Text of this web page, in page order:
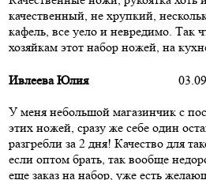
качественный, не хрупкий,
кафель, все уело и невредимо. Так
хозяйкам этот набор ножей, на
Ивлеева Юлия
У меня небольшой магазинчик с
этих ножей, сразу же себе один
разгребли за 2 дня! Качество для
если оптом брать, так вообще
еще заказ на набор, уже есть